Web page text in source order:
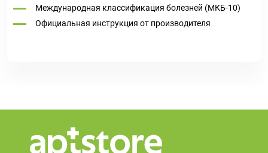
Международная классификация болезней (МКБ-10)
Официальная инструкция от производителя